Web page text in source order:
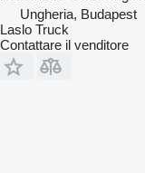
Ungheria, Budapest
Laslo Truck
Contattare il venditore